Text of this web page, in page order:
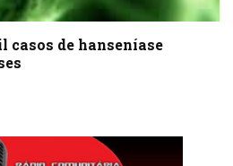
casos de hanseníase